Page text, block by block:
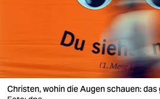
verlag
Christen, wohin die Augen schauen: